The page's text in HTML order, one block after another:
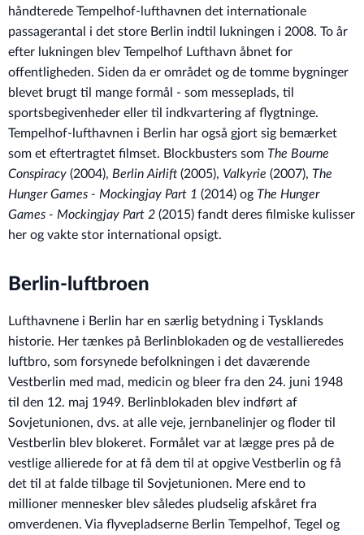
håndterede Tempelhof-lufthavnen det internationale
passagerantal i det store Berlin indtil lukningen i 2008. To år
efter lukningen blev Tempelhof Lufthavn åbnet for
offentligheden. Siden da er området og de tomme bygninger
blevet brugt til mange formål - som messeplads, til
sportsbegivenheder eller til indkvartering af flygtninge.
Tempelhof-lufthavnen i Berlin har også gjort sig bemærket
som et eftertragtet filmset. Blockbusters som The Bourne
Conspiracy (2004), Berlin Airlift(2005), Valkyrie (2007), The
Hunger Games - Mockingjay Part 1 (2014) og The Hunger
Games - Mockingjay Part 2 (2015) fandt deres filmiske kulisser
her og vakte stor international opsigt.
Berlin-luftbroen
Lufthavnene i Berlin har en særlig betydning i Tysklands
historie. Her tænkes på Berlinblokaden og de vestallieredes
luftbro, som forsynede befolkningen i det daværende
Vestberlin med mad, medicin og bleer fra den 24. juni 1948
til den 12. maj 1949. Berlinblokaden blev indført af
Sovjetunionen, dvs. at alle veje, jernbanelinjer og floder til
Vestberlin blev blokeret. Formålet var at lægge pres på de
vestlige allierede for at få dem til at opgive Vestberlin og få
det til at falde tilbage til Sovjetunionen. Mere end to
millioner mennesker blev således pludselig afskåret fra
omverdenen. Via flyvepladserne Berlin Tempelhof, Tegel og